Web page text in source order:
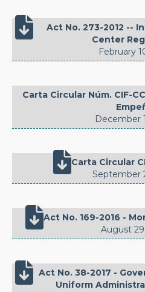

Act No. 273-2012 --
Center
February
Carta Circular Núm. CIF-
December
Carta Circular
September
Act No. 169-2016 -
August
 Act No. 38-2017 -
Uniform